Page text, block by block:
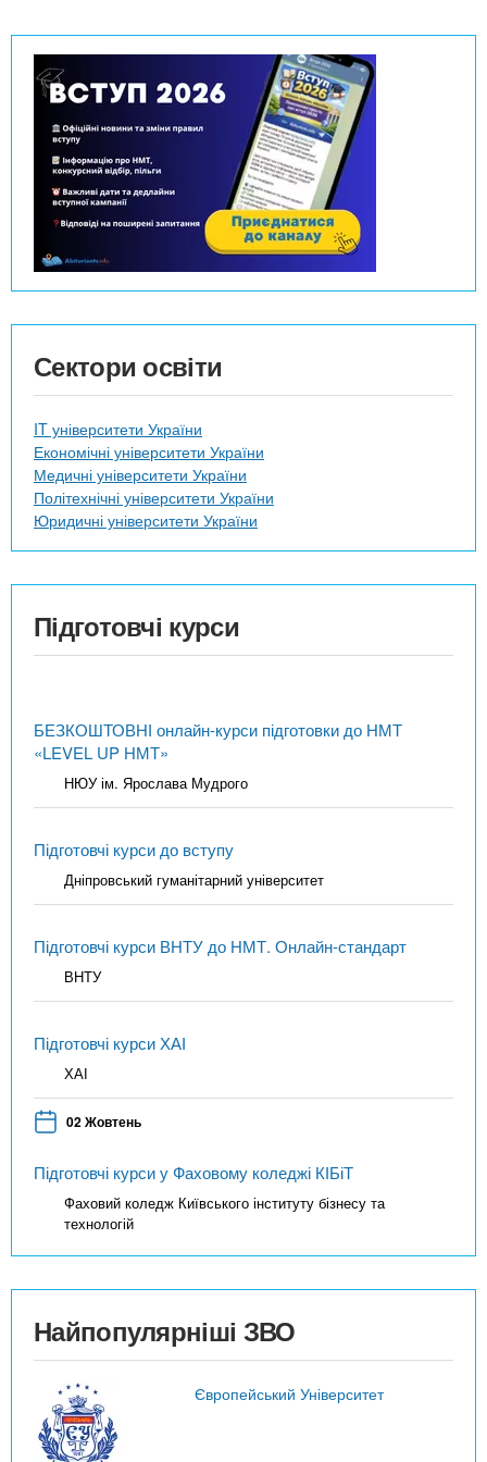
Сектори освіти
IT університети України
Економічні університети України
Медичні університети України
Політехнічні університети України
Юридичні університети України
Підготовчі курси
БЕЗКОШТОВНІ онлайн-курси підготовки до НМТ
«LEVEL UP НМТ»
НЮУ ім. Ярослава Мудрого
Підготовчі курси до вступу
Дніпровський гуманітарний університет
Підготовчі курси ВНТУ до НМТ. Онлайн-стандарт
ВНТУ
Підготовчі курси ХАІ
ХАІ
02 Жовтень
Підготовчі курси у Фаховому коледжі КІБіТ
Фаховий коледж Київського інституту бізнесу та
технологій
Найпопулярніші ЗВО
Європейський Університет